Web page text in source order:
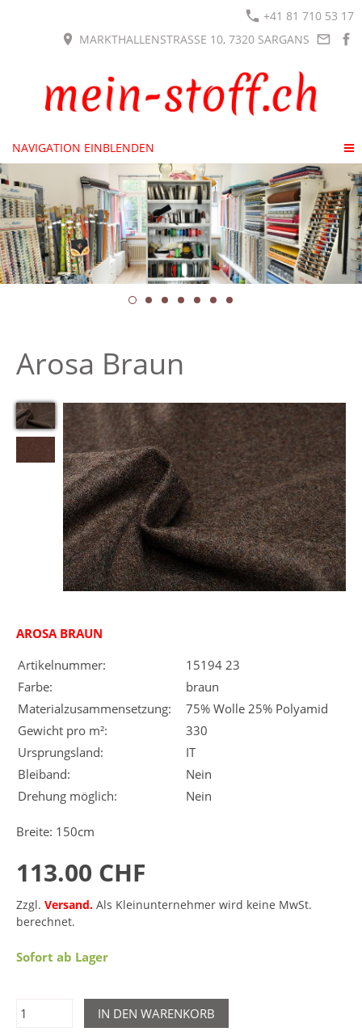
+41 81 710 53 17
MARKTHALLENSTRASSE 10, 7320 SARGANS
NAVIGATION EINBLENDEN
Arosa Braun
AROSA BRAUN
Artikelnummer:
15194 23
Farbe:
braun
Materialzusammensetzung:
75% Wolle 25% Polyamid
Gewicht pro m²:
330
Ursprungsland:
IT
Bleiband:
Nein
Drehung möglich:
Nein
Breite: 150cm
113.00 CHF
Zzgl. Versand. Als Kleinunternehmer wird keine MwSt.
berechnet.
Sofort ab Lager
IN DEN WARENKORB